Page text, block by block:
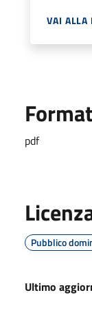
VAI ALLA
pdf
Pubblico
Ultimo